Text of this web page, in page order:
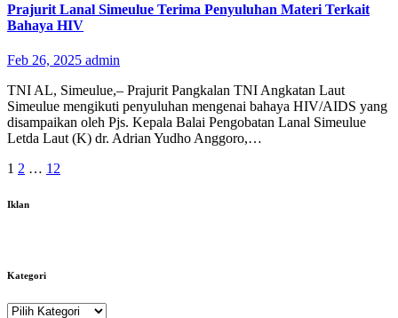
Prajurit Lanal Simeulue Terima Penyuluhan Materi Terkait
Bahaya HIV
Feb 26, 2025 admin
TNI AL, Simeulue,– Prajurit Pangkalan TNI Angkatan Laut
Simeulue mengikuti penyuluhan mengenai bahaya HIV/AIDS yang
disampaikan oleh Pjs. Kepala Balai Pengobatan Lanal Simeulue
Letda Laut (K) dr. Adrian Yudho Anggoro,…
Paginasi
pos
1 2 … 12
Iklan
Kategori
Kategori